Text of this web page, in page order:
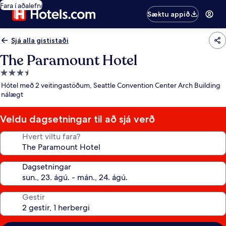
Fara í aðalefni
Sæktu appið
Sjá alla gististaði
The Paramount Hotel
3.5
stjörnu
gististaður
Hótel með 2 veitingastöðum, Seattle Convention Center Arch Building
nálægt
Veldu dagsetningar til að sjá verð
Hvert viltu fara?
Dagsetningar
Gestir